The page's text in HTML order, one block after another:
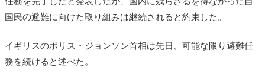
国民の避難に向けた取り組みは継続されると約束した。
イギリスのボリス・ジョンソン首相は先日、可能な限り避難任
務を続けると述べた。